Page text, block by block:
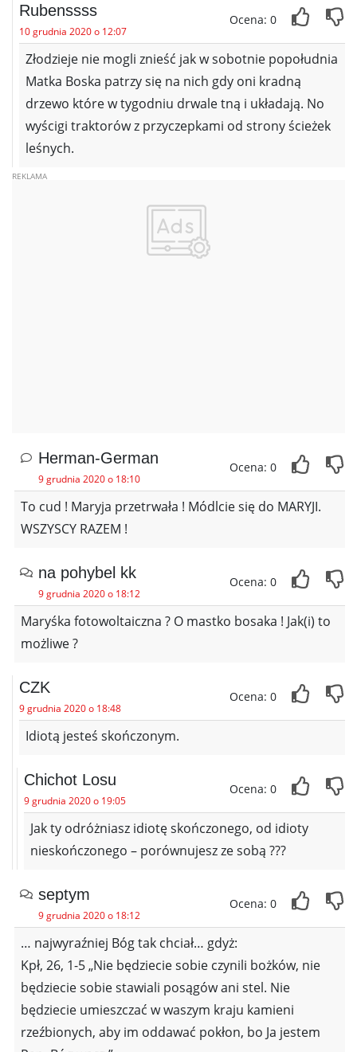
Rubenssss
10 grudnia 2020 o 12:07
Ocena: 0
Złodzieje nie mogli znieść jak w sobotnie popołudnia
Matka Boska patrzy się na nich gdy oni kradną
drzewo które w tygodniu drwale tną i układają. No
wyścigi traktorów z przyczepkami od strony ścieżek
leśnych.
Herman-German
9 grudnia 2020 o 18:10
Ocena: 0
To cud ! Maryja przetrwała ! Módlcie się do MARYJI.
WSZYSCY RAZEM !
na pohybel kk
9 grudnia 2020 o 18:12
Ocena: 0
Maryśka fotowoltaiczna ? O mastko bosaka ! Jak(i) to
możliwe ?
CZK
9 grudnia 2020 o 18:48
Ocena: 0
Idiotą jesteś skończonym.
Chichot Losu
9 grudnia 2020 o 19:05
Ocena: 0
Jak ty odróżniasz idiotę skończonego, od idioty
nieskończonego – porównujesz ze sobą ???
septym
9 grudnia 2020 o 18:12
Ocena: 0
… najwyraźniej Bóg tak chciał… gdyż:
Kpł, 26, 1-5 „Nie będziecie sobie czynili bożków, nie
będziecie sobie stawiali posągów ani stel. Nie
będziecie umieszczać w waszym kraju kamieni
rzeźbionych, aby im oddawać pokłon, bo Ja jestem